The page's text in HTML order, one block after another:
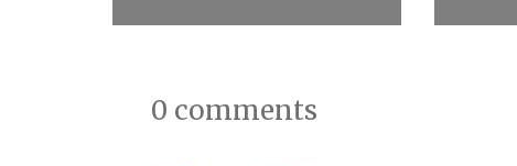
0 comments